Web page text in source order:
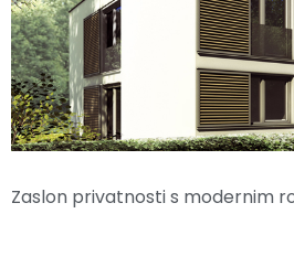
Zaslon privatnosti s modernim